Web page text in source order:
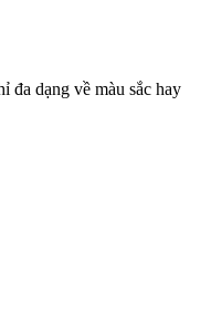
dạng về màu sắc hay